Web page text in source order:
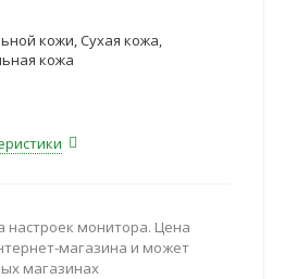
кожи, Сухая кожа,
кожа
настроек монитора. Цена
магазина и может
магазинах